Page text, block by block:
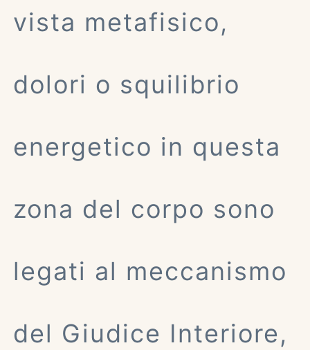
vista metafisico,
dolori o squilibrio
energetico in questa
zona del corpo sono
legati al meccanismo
del Giudice Interiore,